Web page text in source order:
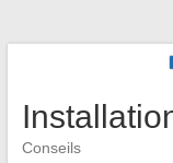
Conseils